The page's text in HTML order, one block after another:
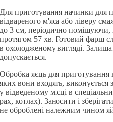
Для приготування начинки
вiдвареного м'яса або лiверу
до 3 см, перiодично помiшуючи,
протягом 5­7 хв. Готовий фарш
в охолодже­ному виглядi.
допускається.
Обробка яєць для приготування
яких вони входять,
у вiдведеному мiсцi в
рах, котлах). 3аносити i
не обробленi належним чином